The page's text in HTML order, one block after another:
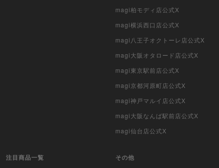
magi柏モディ店公式X
magi横浜西口店公式X
magi八王子オクトーレ店公式X
magi大阪オタロード店公式X
magi東京駅前店公式X
magi京都河原町店公式X
magi神戸マルイ店公式X
magi大阪なんば駅前店公式X
magi仙台店公式X
注目商品一覧 その他